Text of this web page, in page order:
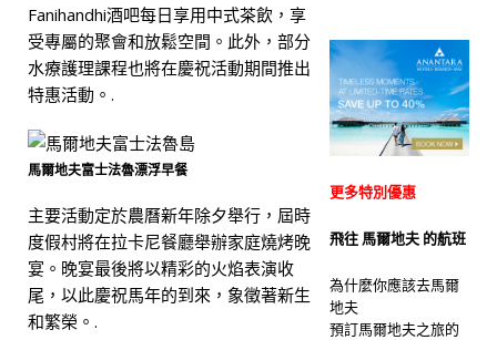
Fanihandhi酒吧每日享用中式茶飲，享
受專屬的聚會和放鬆空間。此外，部分
水療護理課程也將在慶祝活動期間推出
特惠活動。.
馬爾地夫富士法魯漂浮早餐
主要活動定於農曆新年除夕舉行，屆時
度假村將在拉卡尼餐廳舉辦家庭燒烤晚
宴。晚宴最後將以精彩的火焰表演收
尾，以此慶祝馬年的到來，象徵著新生
和繁榮。.
更多特別優惠
飛往 馬爾地夫 的航班
為什麼你應該去馬爾
地夫
預訂馬爾地夫之旅的